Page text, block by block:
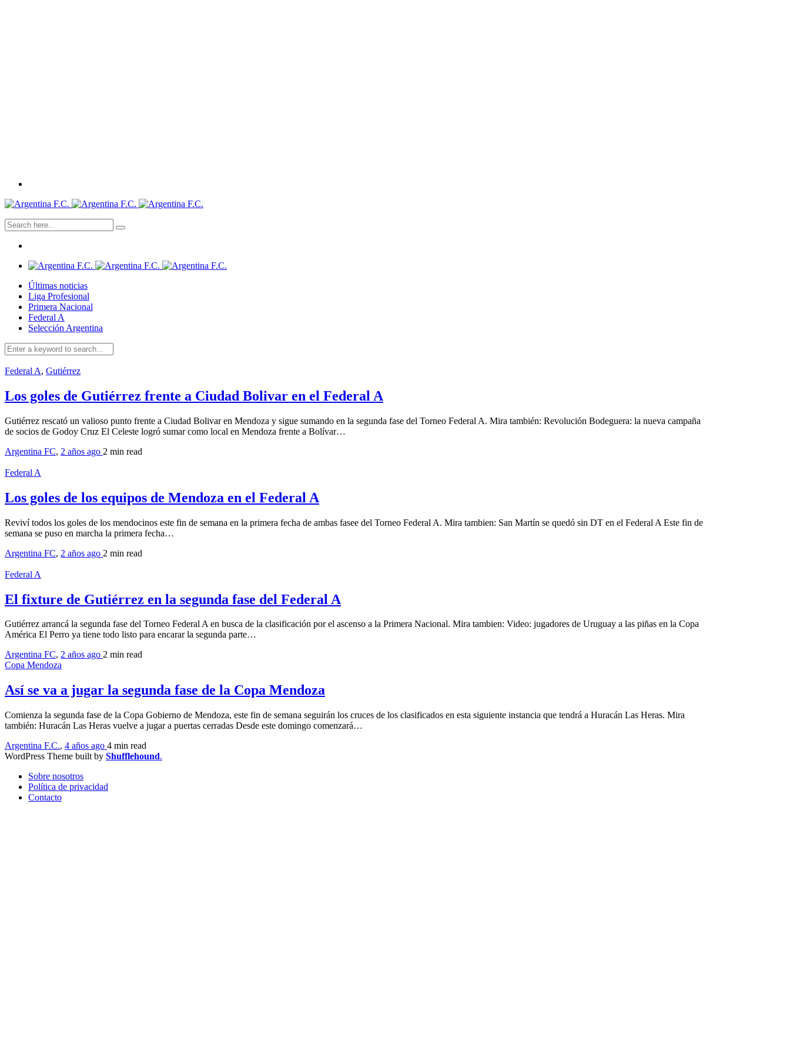
Últimas noticias
Liga Profesional
Primera Nacional
Federal A
Selección Argentina
Federal A, Gutiérrez
Los goles de Gutiérrez frente a Ciudad Bolivar en el Federal A
Gutiérrez rescató un valioso punto frente a Ciudad Bolivar en Mendoza y sigue sumando en la segunda fase del Torneo Federal A. Mira también: Revolución Bodeguera: la nueva campaña
de socios de Godoy Cruz El Celeste logró sumar como local en Mendoza frente a Bolívar…
Argentina FC, 2 años ago 2 min read
Federal A
Los goles de los equipos de Mendoza en el Federal A
Reviví todos los goles de los mendocinos este fin de semana en la primera fecha de ambas fasee del Torneo Federal A. Mira tambien: San Martín se quedó sin DT en el Federal A Este fin de
semana se puso en marcha la primera fecha…
Argentina FC, 2 años ago 2 min read
Federal A
El fixture de Gutiérrez en la segunda fase del Federal A
Gutiérrez arrancá la segunda fase del Torneo Federal A en busca de la clasificación por el ascenso a la Primera Nacional. Mira tambien: Video: jugadores de Uruguay a las piñas en la Copa
América El Perro ya tiene todo listo para encarar la segunda parte…
Argentina FC, 2 años ago 2 min read
Copa Mendoza
Así se va a jugar la segunda fase de la Copa Mendoza
Comienza la segunda fase de la Copa Gobierno de Mendoza, este fin de semana seguirán los cruces de los clasificados en esta siguiente instancia que tendrá a Huracán Las Heras. Mira
también: Huracán Las Heras vuelve a jugar a puertas cerradas Desde este domingo comenzará…
Argentina F.C., 4 años ago 4 min read
WordPress Theme built by Shufflehound.
Sobre nosotros
Política de privacidad
Contacto